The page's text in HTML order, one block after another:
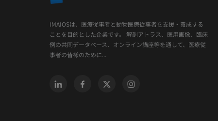
IMAIOSは、医療従事者と動物医療従事者を支援・養成する
ことを目的とした企業です。 解剖アトラス、医用画像、臨床
例の共同データベース、オンライン講座等を通して、医療従
事者の皆様のために...